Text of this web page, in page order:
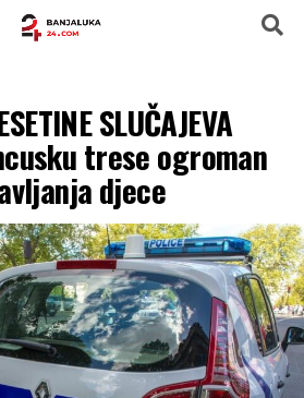
SLUČAJEVA
trese ogroman
djece